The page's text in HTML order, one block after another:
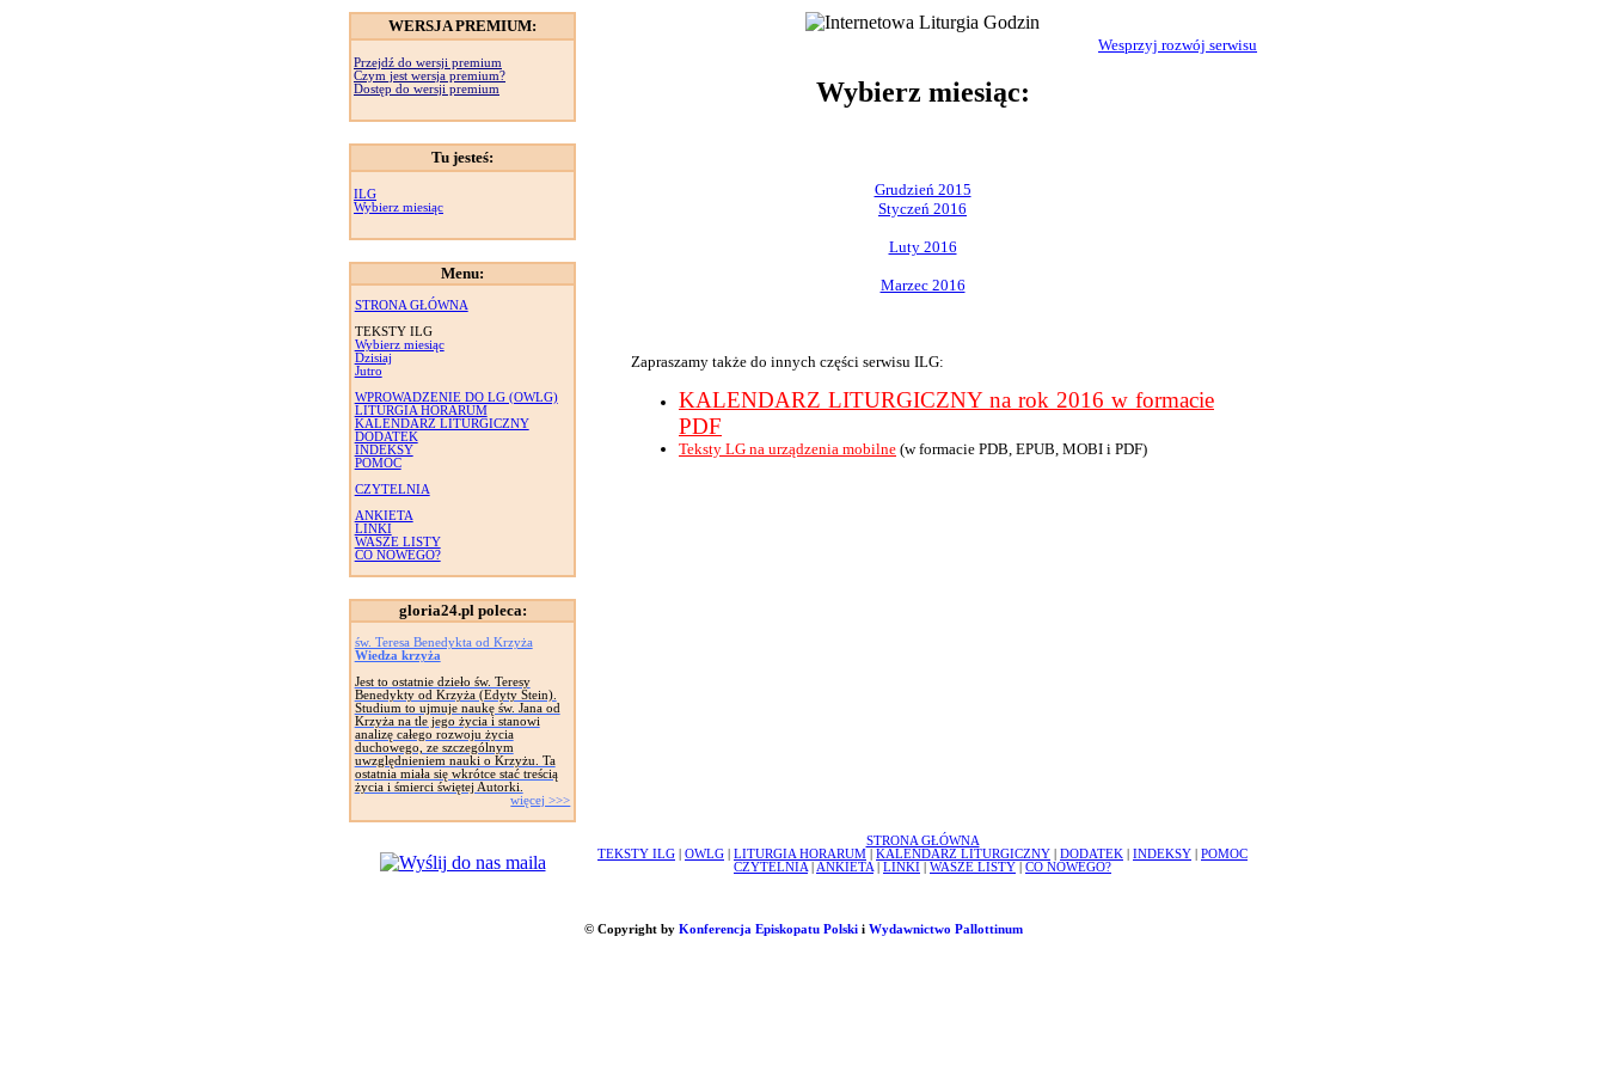
WERSJA PREMIUM:
Przejdź do wersji premium
Czym jest wersja premium?
Dostęp do wersji premium
Tu jesteś:
ILG
Wybierz miesiąc
Menu:
STRONA GŁÓWNA
TEKSTY ILG
Wybierz miesiąc
Dzisiaj
Jutro
WPROWADZENIE DO LG (OWLG)
LITURGIA HORARUM
KALENDARZ LITURGICZNY
DODATEK
INDEKSY
POMOC
CZYTELNIA
ANKIETA
LINKI
WASZE LISTY
CO NOWEGO?
gloria24.pl poleca:
św. Teresa Benedykta od Krzyża
Wiedza krzyża
Jest to ostatnie dzieło św. Teresy
Benedykty od Krzyża (Edyty Stein).
Studium to ujmuje naukę św. Jana od
Krzyża na tle jego życia i stanowi
analizę całego rozwoju życia
duchowego, ze szczególnym
uwzględnieniem nauki o Krzyżu. Ta
ostatnia miała się wkrótce stać treścią
życia i śmierci świętej Autorki.
więcej >>>
Wesprzyj rozwój serwisu
Wybierz miesiąc:
Grudzień 2015
Styczeń 2016
Luty 2016
Marzec 2016
Zapraszamy także do innych części serwisu ILG:
KALENDARZ LITURGICZNY na rok 2016 w formacie
PDF
Teksty LG na urządzenia mobilne (w formacie PDB, EPUB, MOBI i PDF)
STRONA GŁÓWNA
TEKSTY ILG
OWLG LITURGIA HORARUM KALENDARZ LITURGICZNY DODATEK INDEKSY
POMOC
CZYTELNIA
ANKIETA LINKI WASZE LISTY CO NOWEGO?
© Copyright by Konferencja Episkopatu Polskii Wydawnictwo Pallottinum